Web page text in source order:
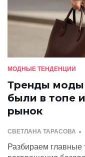
МОДНЫЕ ТЕНДЕНЦИИ
Тренды моды
были в топе
рынок
СВЕТЛАНА ТАРАСОВА
Разбираем